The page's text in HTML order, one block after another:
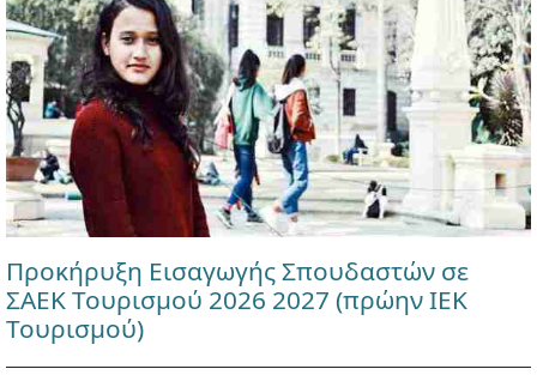
Προκήρυξη Εισαγωγής Σπουδαστών σε
ΣΑΕΚ Τουρισμού 2026 2027 (πρώην ΙΕΚ
Τουρισμού)